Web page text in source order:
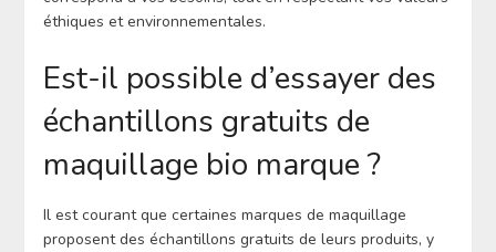
éthiques et environnementales.
Est-il possible d’essayer des
échantillons gratuits de
maquillage bio marque ?
Il est courant que certaines marques de maquillage
proposent des échantillons gratuits de leurs produits, y